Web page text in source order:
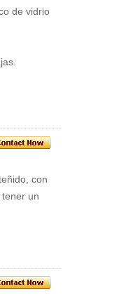
de vidrio
con
un